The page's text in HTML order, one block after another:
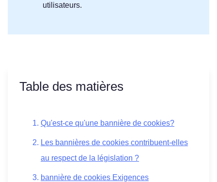
utilisateurs.
Table des matières
Qu'est-ce qu'une bannière de cookies?
Les bannières de cookies contribuent-elles
au respect de la législation ?
bannière de cookies Exigences